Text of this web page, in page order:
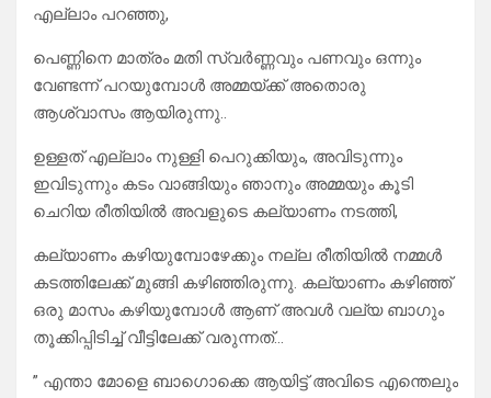
എല്ലാം പറഞ്ഞു,
പെണ്ണിനെ മാത്രം മതി സ്വർണ്ണവും പണവും ഒന്നും
വേണ്ടന്ന് പറയുമ്പോൾ അമ്മയ്ക്ക് അതൊരു
ആശ്വാസം ആയിരുന്നു..
ഉള്ളത് എല്ലാം നുള്ളി പെറുക്കിയും, അവിടുന്നും
ഇവിടുന്നും കടം വാങ്ങിയും ഞാനും അമ്മയും കൂടി
ചെറിയ രീതിയിൽ അവളുടെ കല്യാണം നടത്തി,
കല്യാണം കഴിയുമ്പോഴേക്കും നല്ല രീതിയിൽ നമ്മൾ
കടത്തിലേക്ക് മുങ്ങി കഴിഞ്ഞിരുന്നു. കല്യാണം കഴിഞ്ഞ്
ഒരു മാസം കഴിയുമ്പോൾ ആണ് അവൾ വല്യ ബാഗും
തൂക്കിപ്പിടിച്ച് വീട്ടിലേക്ക് വരുന്നത്…
” എന്താ മോളെ ബാഗൊക്കെ ആയിട്ട് അവിടെ എന്തെലും